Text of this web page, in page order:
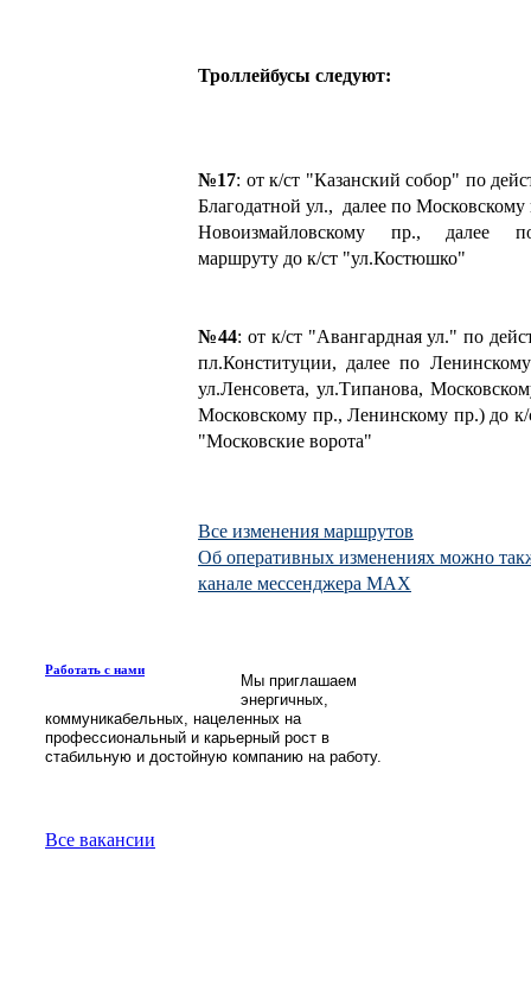
Троллейбусы следуют:
№17: от к/ст "Казанский собор" по
Благодатной ул., далее по Московскому
Новоизмайловскому пр., далее
маршруту до к/ст "ул.Костюшко"
№44: от к/ст "Авангардная ул." по
пл.Конституции, далее по
ул.Ленсовета, ул.Типанова,
Московскому пр., Ленинскому пр.) до
"Московские ворота"
Все изменения маршрутов
Об оперативных изменениях можно
канале мессенджера MAX
Работать с нами
Мы приглашаем
энергичных,
коммуникабельных, нацеленных на
профессиональный и карьерный рост в
стабильную и достойную компанию на работу.
Все вакансии